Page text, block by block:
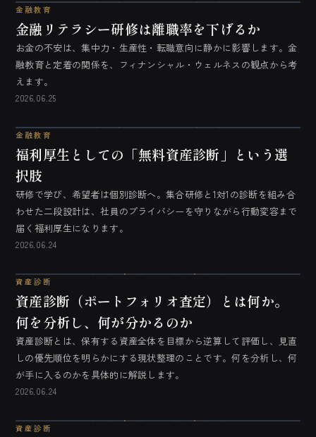
金融教育
金融リテラシー研修は離職率を下げるか
お金の不安は、集中力・生産性・転職意向に静かに影響します。金
融教育と定着の関係を、フィナンシャル・ウェルネスの観点から考
えます。
2026.06.25
金融教育
福利厚生としての「無料資産診断」という選
択肢
研修で学び、希望者は個別診断へ。集合研修と1対1の診断を組み合
わせた二段設計は、社員のプライバシーを守りながら行動変容まで
届く福利厚生になります。
2026.06.24
資産診断
資産診断（ポートフォリオ査定）とは何か。
何を分析し、何が分かるのか
資産診断とは、保有する資産全体を目標から逆算して評価し、見直
しの優先順位を明らかにする現状整理のことです。何を分析し、何
が手に入るのかを具体的に解説します。
2026.06.24
資産診断